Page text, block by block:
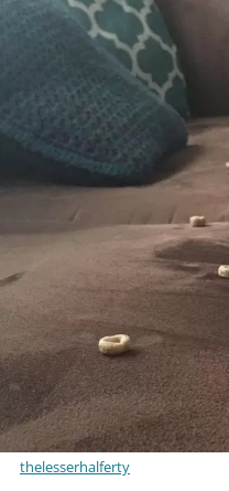
thelesserhalferty